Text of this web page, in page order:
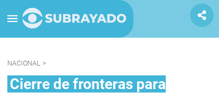
NACIONAL >
Cierre de fronteras para